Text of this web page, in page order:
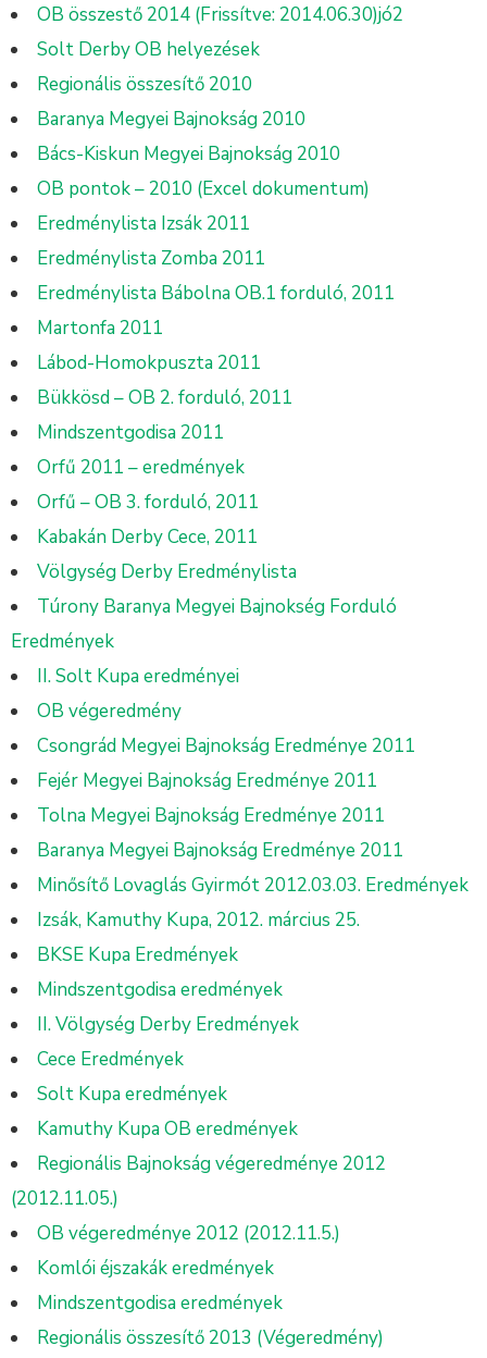
OB összestő 2014 (Frissítve: 2014.06.30)jó2
Solt Derby OB helyezések
Regionális összesítő 2010
Baranya Megyei Bajnokság 2010
Bács-Kiskun Megyei Bajnokság 2010
OB pontok – 2010 (Excel dokumentum)
Eredménylista Izsák 2011
Eredménylista Zomba 2011
Eredménylista Bábolna OB.1 forduló, 2011
Martonfa 2011
Lábod-Homokpuszta 2011
Bükkösd – OB 2. forduló, 2011
Mindszentgodisa 2011
Orfű 2011 – eredmények
Orfű – OB 3. forduló, 2011
Kabakán Derby Cece, 2011
Völgység Derby Eredménylista
Túrony Baranya Megyei Bajnokség Forduló
Eredmények
II. Solt Kupa eredményei
OB végeredmény
Csongrád Megyei Bajnokság Eredménye 2011
Fejér Megyei Bajnokság Eredménye 2011
Tolna Megyei Bajnokság Eredménye 2011
Baranya Megyei Bajnokság Eredménye 2011
Minősítő Lovaglás Gyirmót 2012.03.03. Eredmények
Izsák, Kamuthy Kupa, 2012. március 25.
BKSE Kupa Eredmények
Mindszentgodisa eredmények
II. Völgység Derby Eredmények
Cece Eredmények
Solt Kupa eredmények
Kamuthy Kupa OB eredmények
Regionális Bajnokság végeredménye 2012
(2012.11.05.)
OB végeredménye 2012 (2012.11.5.)
Komlói éjszakák eredmények
Mindszentgodisa eredmények
Regionális összesítő 2013 (Végeredmény)